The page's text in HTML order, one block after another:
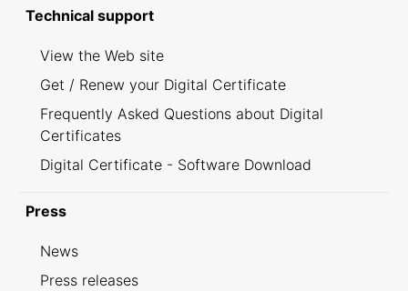
Technical support
View the Web site
Get / Renew your Digital Certificate
Frequently Asked Questions about Digital
Certificates
Digital Certificate - Software Download
Press
News
Press releases